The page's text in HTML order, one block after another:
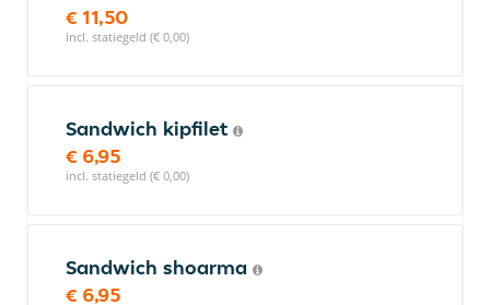
€ 11,50
incl. statiegeld (€ 0,00)
Sandwich kipfilet
€ 6,95
incl. statiegeld (€ 0,00)
Sandwich shoarma
€ 6,95